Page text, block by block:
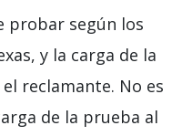
probar según los
y la carga de la
reclamante. No es
de la prueba al